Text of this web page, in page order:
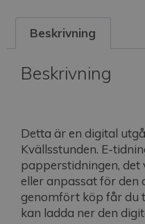
Beskrivning
Beskrivning
Detta är en digital
Kvällsstunden. E-
papperstidningen, det
eller anpassat för den
genomfört köp får du
kan ladda ner den